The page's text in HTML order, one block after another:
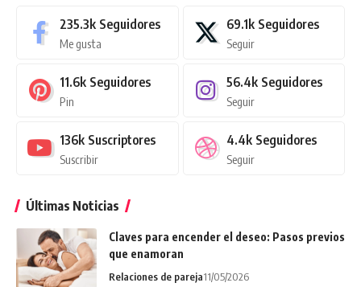
235.3k Seguidores
Me gusta
69.1k Seguidores
Seguir
11.6k Seguidores
Pin
56.4k Seguidores
Seguir
136k Suscriptores
Suscribir
4.4k Seguidores
Seguir
Últimas Noticias
Claves para encender el deseo: Pasos previos
que enamoran
Relaciones de pareja11/05/2026